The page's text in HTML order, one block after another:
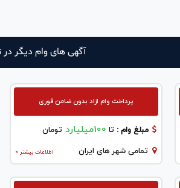
آگهی های وام دیگر
پرداخت وام ازاد بدون ضامن فوری
مبلغ وام :تا 100میلیارد تومان
اطلاعات بیشتر > تمامی شهر های ایران